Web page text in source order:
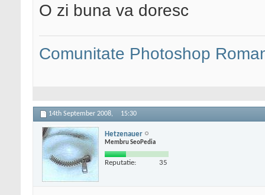
O zi buna va doresc
Comunitate Photoshop
14th September 2008, 15:30
Hetzenauer
Membru SeoPedia
Reputatie: 35